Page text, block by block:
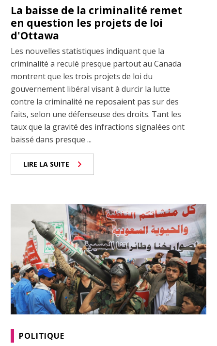
La baisse de la criminalité remet
en question les projets de loi
d'Ottawa
Les nouvelles statistiques indiquant que la
criminalité a reculé presque partout au Canada
montrent que les trois projets de loi du
gouvernement libéral visant à durcir la lutte
contre la criminalité ne reposaient pas sur des
faits, selon une défenseuse des droits. Tant les
taux que la gravité des infractions signalées ont
baissé dans presque ...
LIRE LA SUITE
POLITIQUE